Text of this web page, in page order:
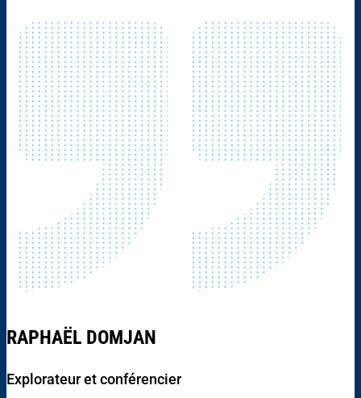
RAPHAËL DOMJAN
Explorateur et conférencier